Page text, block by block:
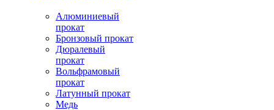
Алюминиевый
прокат
Бронзовый прокат
Дюралевый
прокат
Вольфрамовый
прокат
Латунный прокат
Медь